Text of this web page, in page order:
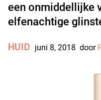
een onmiddellijke
elfenachtige
HUID juni 8, 2018 door